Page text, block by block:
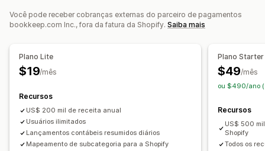
Pedidos de compra De várias lojas Em várias moedas
Sincronização de dados automática
Resumo de vendas diárias
Mapeamento de tributos sobre vendas
Conciliação bancária
Resolução de erros
Contas a receber Fluxo de caixa Pedidos de compra
Você pode receber cobranças externas do parceiro de pagamentos
bookkeep.com Inc., fora da fatura da Shopify. Saiba mais
Plano Lite
$19/mês
Recursos
US$ 200 mil de receita anual
Usuários ilimitados
Lançamentos contábeis resumidos diários
Mapeamento de subcategoria para a Shopify
Plano Starter
$49/mês
ou $490/ano
Recursos
US$ 500
Shopify
Todos os